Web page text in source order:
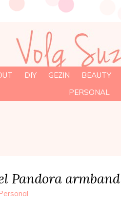
DIY GEZIN BEAUTY
PERSONAL
Pandora armband